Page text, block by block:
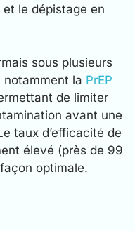
le dépistage en
sous plusieurs
notamment la PrEP
de limiter
avant une
taux d’efficacité de
élevé (près de 99
optimale.